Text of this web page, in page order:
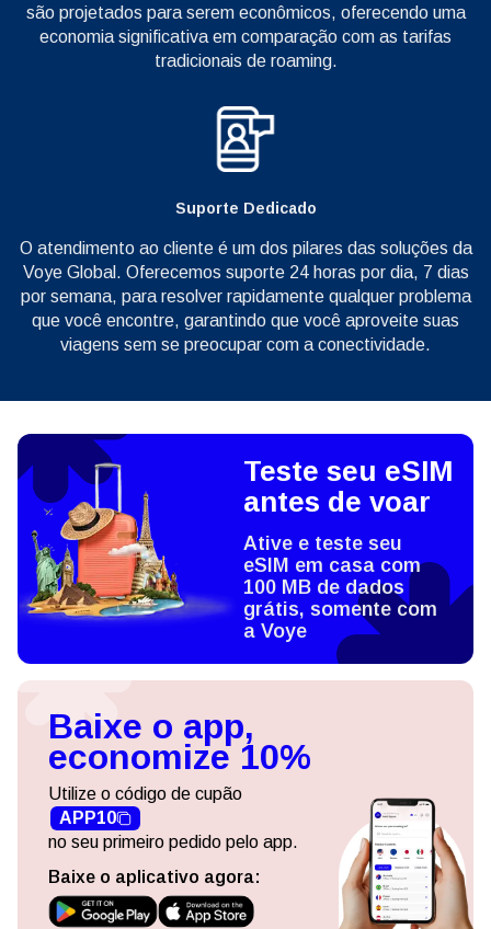
são projetados para serem econômicos, oferecendo uma
economia significativa em comparação com as tarifas
tradicionais de roaming.
Suporte Dedicado
O atendimento ao cliente é um dos pilares das soluções da
Voye Global. Oferecemos suporte 24 horas por dia, 7 dias
por semana, para resolver rapidamente qualquer problema
que você encontre, garantindo que você aproveite suas
viagens sem se preocupar com a conectividade.
Teste seu eSIM
antes de voar
Ative e teste seu
eSIM em casa com
100 MB de dados
grátis, somente com
a Voye
Baixe o app,
economize 10%
Utilize o código de cupão
APP10
no seu primeiro pedido pelo app.
Baixe o aplicativo agora: